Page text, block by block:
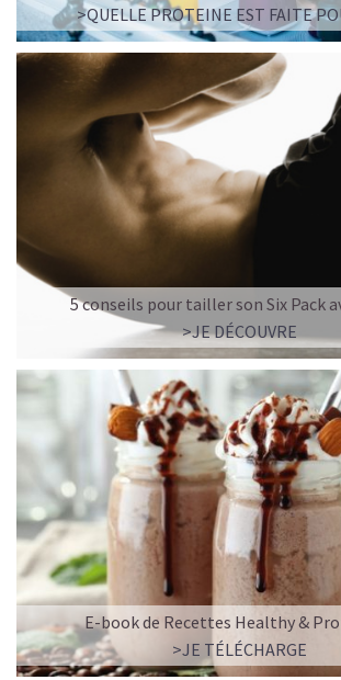
>QUELLE PROTEINE EST FAITE
5 conseils pour tailler son Six Pack
>JE DÉCOUVRE
E-book de Recettes Healthy &
>JE TÉLÉCHARGE